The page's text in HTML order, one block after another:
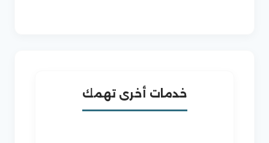
خدمات أخرى تهمك